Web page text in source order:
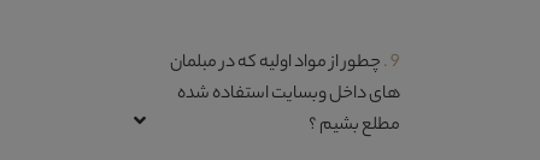
9 . چطور از مواد اولیه که در مبلمان
های داخل وبسایت استفاده شده
مطلع بشیم ؟